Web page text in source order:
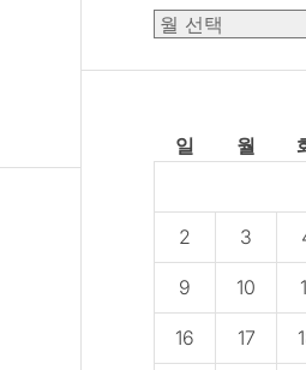
보
일
월
2 3
9 10
16 17